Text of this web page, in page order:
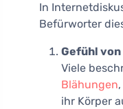
In
Befürworter
Gefühl
Viele
Blähungen
ihr Körper